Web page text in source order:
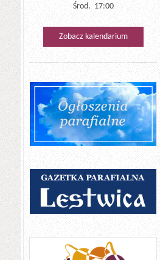
Środ. 17:00
Zobacz kalendarium